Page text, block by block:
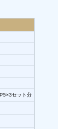
セット分